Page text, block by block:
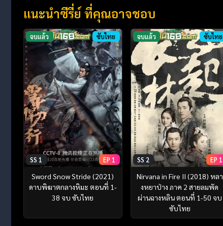
แนะนำซีรี่ย์ ที่คุณอาจชอบ
จบแล้ว ซับไทย
SS 1 EP 1
Sword Snow Stride (2021)
ดาบพิฆาตกลางหิมะ ตอนที่ 1-
38 จบ ซับไทย
จบแล้ว ซับไทย
SS 2 EP 1
Nirvana in Fire II (2018) หลา
งหยาป่าง ภาค 2 สายลมพัด
ผ่านฉางหลิน ตอนที่ 1-50 จบ
ซับไทย